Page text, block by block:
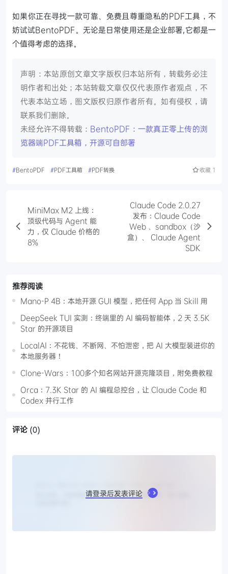
如果你正在寻找一款可靠、免费且尊重隐私的PDF工具，不
妨试试BentoPDF。无论是日常使用还是企业部署,它都是一
个值得考虑的选择。
声明：本站原创文章文字版权归本站所有，转载务必注
明作者和出处；本站转载文章仅仅代表原作者观点，不
代表本站立场，图文版权归原作者所有。如有侵权，请
联系我们删除。
未经允许不得转载： BentoPDF：一款真正零上传的浏
览器端PDF工具箱，开源可自部署
#BentoPDF #PDF工具箱 #PDF转换 收藏 1
MiniMax M2 上线：
顶级代码与 Agent 能
力，仅 Claude 价格的
8%
Claude Code 2.0.27
发布：Claude Code
Web 、sandbox（沙
盒）、 Claude Agent
SDK
推荐阅读
Mano-P 4B：本地开源 GUI 模型，把任何 App 当 Skill 用
DeepSeek TUI 实测：终端里的 AI 编码智能体，2 天 3.5K
Star 的开源项目
LocalAI：不花钱、不断网、不怕泄密，把 AI 大模型装进你的
本地服务器！
Clone-Wars：100多个知名网站开源克隆项目，附免费教程
Orca：7.3K Star 的 AI 编程总控台，让 Claude Code 和
Codex 并行工作
评论 (0)
请登录后发表评论